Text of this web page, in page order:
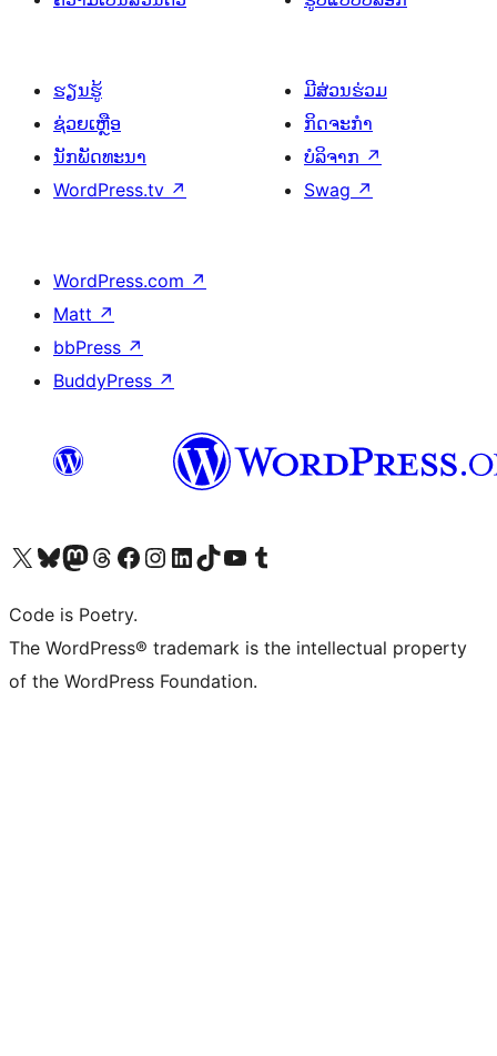
ຮຽນຮູ້
ຊ່ວຍເຫຼືອ
ນັກພັດທະນາ
WordPress.tv ↗
ມີສ່ວນຮ່ວມ
ກິດຈະກຳ
ບໍລິຈາກ ↗
Swag ↗
WordPress.com ↗
Matt ↗
bbPress ↗
BuddyPress ↗
ຢ້ຽມຊົມບັນຊີ X (ຊື່ເກົ່າ Twitter) ຂອງພວກເຮົາຢ້ຽມຊົມບັນຊີ Bluesky ຂອງພວກເຮົາຢ້ຽມຊົມບັນຊີ Mastodon ຂອງພວກເຮົາຢ້ຽມຊົມບັນຊີ Threads ຂອງພວກເຮົາຢ້ຽມຊົມໜ້າ Facebook ຂອງພວກເຮົາຢ້ຽມຊົມບັນຊີ Instagram ຂອງພວກເຮົາຢ້ຽມຊົມບັນຊີ LinkedIn ຂອງພວກເຮົາຢ້ຽມຊົມບັນຊີ TikTok ຂອງພວກເຮົາຢ້ຽມຊົມຊ່ອງ YouTube ຂອງພວກເຮົາຢ້ຽມຊົມບັນຊີ Tumblr ຂອງພວກເຮົາ
Code is Poetry.
The WordPress® trademark is the intellectual property
of the WordPress Foundation.